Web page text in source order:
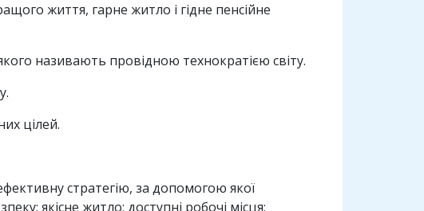
життя, гарне житло і гідне пенсійне
називають провідною технократією світу.
цілей.
стратегію, за допомогою якої
якісне житло; доступні робочі місця;